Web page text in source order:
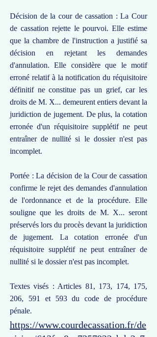
Décision de la cour de cassation : La Cour
de cassation rejette le pourvoi. Elle estime
que la chambre de l'instruction a justifié sa
décision en rejetant les demandes
d'annulation. Elle considère que le motif
erroné relatif à la notification du réquisitoire
définitif ne constitue pas un grief, car les
droits de M. X... demeurent entiers devant la
juridiction de jugement. De plus, la cotation
erronée d'un réquisitoire supplétif ne peut
entraîner de nullité si le dossier n'est pas
incomplet.
Portée : La décision de la Cour de cassation
confirme le rejet des demandes d'annulation
de l'ordonnance et de la procédure. Elle
souligne que les droits de M. X... seront
préservés lors du procès devant la juridiction
de jugement. La cotation erronée d'un
réquisitoire supplétif ne peut entraîner de
nullité si le dossier n'est pas incomplet.
Textes visés : Articles 81, 173, 174, 175,
206, 591 et 593 du code de procédure
pénale.
https://www.courdecassation.fr/de